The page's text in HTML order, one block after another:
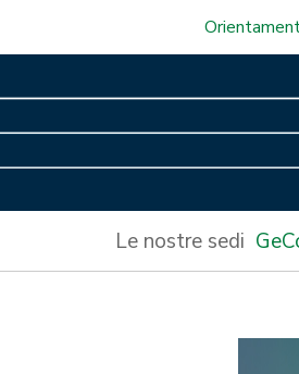
Le nostre sedi